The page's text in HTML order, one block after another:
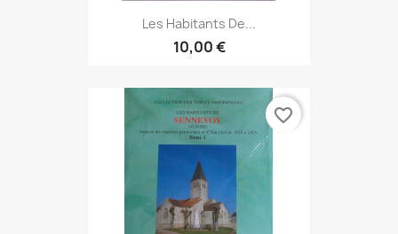
Les Habitants De...
10,00 €
favorite_border